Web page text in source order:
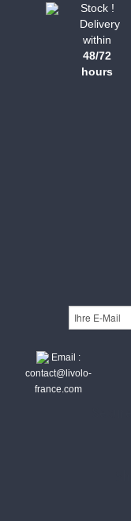
Stock !
Delivery
within
48/72
hours
Email :
contact@livolo-
france.com